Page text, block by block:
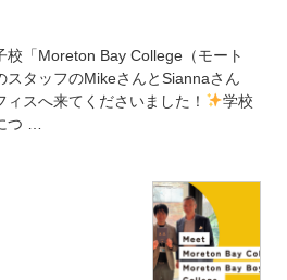
校「Moreton Bay College（モート
スタッフのMikeさんとSiannaさん
スへ来てくださいました！
学校
つ …